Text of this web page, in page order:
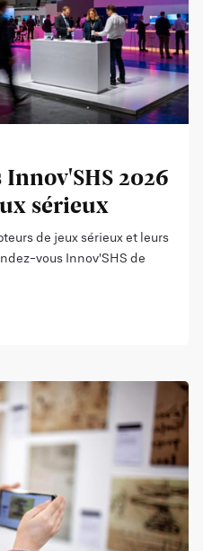
2026
sérieux
de jeux sérieux et leurs
vous Innov'SHS de